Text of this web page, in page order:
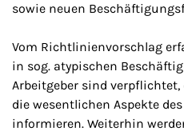
sowie neuen
Vom Richtlinienvorschlag
in sog. atypischen
Arbeitgeber sind
die wesentlichen Aspekte
informieren. Weiterhin